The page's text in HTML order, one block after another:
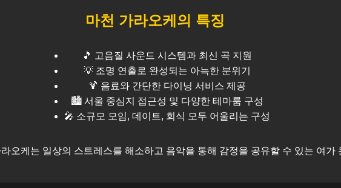
마천 가라오케의 특징
🎵 고음질 사운드 시스템과 최신 곡 지원
💡 조명 연출로 완성되는 아늑한 분위기
🍹 음료와 간단한 다이닝 서비스 제공
🏙️ 서울 중심지 접근성 및 다양한 테마룸 구성
🎤 소규모 모임, 데이트, 회식 모두 어울리는 구성
라오케는 일상의 스트레스를 해소하고 음악을 통해 감정을 공유할 수 있는 여가